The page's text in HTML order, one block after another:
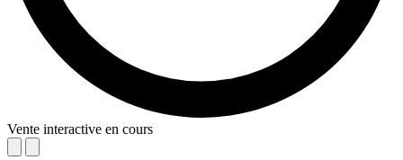
Vente interactive en cours